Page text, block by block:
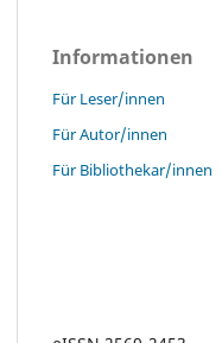
Informationen
Für Leser/innen
Für Autor/innen
Für Bibliothekar/innen